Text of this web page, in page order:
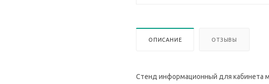
ОПИСАНИЕ ОТЗЫВЫ
Стенд информационный для кабинета